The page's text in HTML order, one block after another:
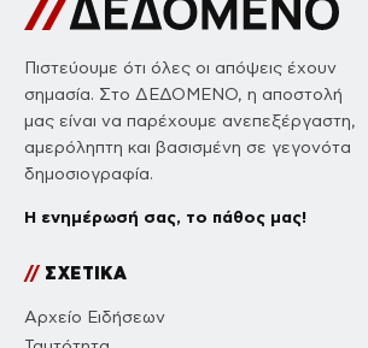
Πιστεύουμε ότι όλες οι απόψεις έχουν
σημασία. Στο ΔΕΔΟΜΕΝΟ, η αποστολή
μας είναι να παρέχουμε ανεπεξέργαστη,
αμερόληπτη και βασισμένη σε γεγονότα
δημοσιογραφία.
Η ενημέρωσή σας, το πάθος μας!
//ΣΧΕΤΙΚΑ
Αρχείο Ειδήσεων